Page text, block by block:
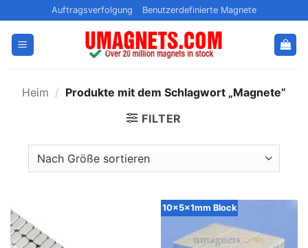
Inhalt
springen
Auftragsverfolgung Benutzerdefinierte Magnete
Heim / Produkte mit dem Schlagwort „Magnete”
FILTER
10x5x1mm Block